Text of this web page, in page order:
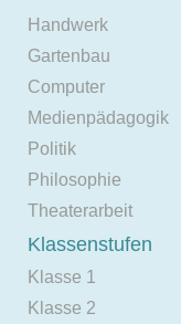
Handwerk
Gartenbau
Computer
Medienpädagogik
Politik
Philosophie
Theaterarbeit
Klassenstufen
Klasse 1
Klasse 2